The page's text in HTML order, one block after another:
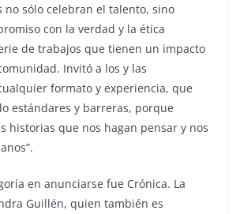
no sólo celebran el talento, sino
con la verdad y la ética
de trabajos que tienen un impacto
Invitó a los y las
formato y experiencia, que
estándares y barreras, porque
historias que nos hagan pensar y nos
en anunciarse fue Crónica. La
Guillén, quien también es